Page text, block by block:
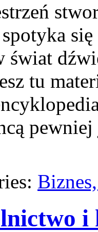
świat
tu
i